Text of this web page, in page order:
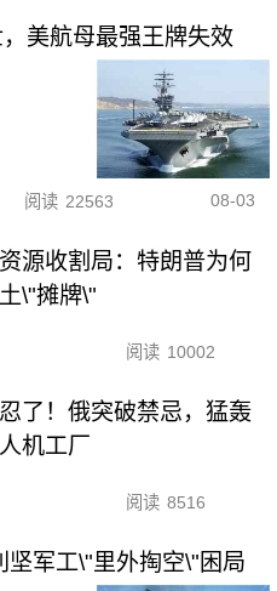
美航母最强王牌失效
阅读 22563 08-03
源收割局：特朗普为何
\"摊牌\"
阅读 10002
了！俄突破禁忌，猛轰
机工厂
阅读 8516
军工\"里外掏空\"困局